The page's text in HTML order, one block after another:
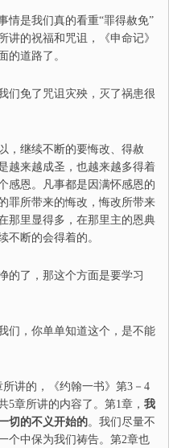
情是我们真的看重“罪得赦免”
讲的祝福和咒诅，《申命记》
的道路了。
们免了咒诅灾殃，灭了祸患很
，继续不断的要悔改、得赦
越来越成圣，也越来越多得着
感恩。凡事都是因满怀感恩的
罪所带来的悔改，悔改所带来
那里显得多，在那里主的恩典
不断的会得着的。
的了，那这个方面是要学习
们，你单单知道这个，是不能
所讲的，《约翰一书》第3 － 4
5章所讲的内容了。第1章， 我
切的不义开始的。我们尽量不
个中保为我们祷告。第2章也